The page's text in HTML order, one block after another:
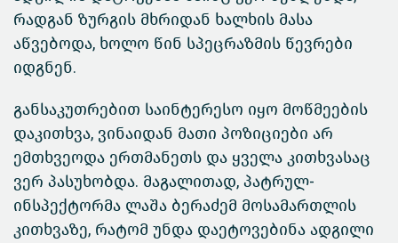
რადგან ზურგის მხრიდან ხალხის მასა
აწვებოდა, ხოლო წინ სპეცრაზმის წევრები
იდგნენ.
განსაკუთრებით საინტერესო იყო მოწმეების
დაკითხვა, ვინაიდან მათი პოზიციები არ
ემთხვეოდა ერთმანეთს და ყველა კითხვასაც
ვერ პასუხობდა. მაგალითად, პატრულ-
ინსპექტორმა ლაშა ბერაძემ მოსამართლის
კითხვაზე, რატომ უნდა დაეტოვებინა ადგილი